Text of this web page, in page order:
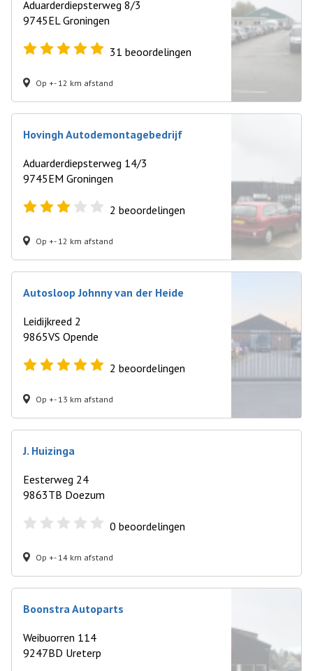
Aduarderdiepsterweg 8/3
9745EL Groningen
31 beoordelingen
Op +- 12 km afstand
Hovingh Autodemontagebedrijf
Aduarderdiepsterweg 14/3
9745EM Groningen
2 beoordelingen
Op +- 12 km afstand
Autosloop Johnny van der Heide
Leidijkreed 2
9865VS Opende
2 beoordelingen
Op +- 13 km afstand
J. Huizinga
Eesterweg 24
9863TB Doezum
0 beoordelingen
Op +- 14 km afstand
Boonstra Autoparts
Weibuorren 114
9247BD Ureterp